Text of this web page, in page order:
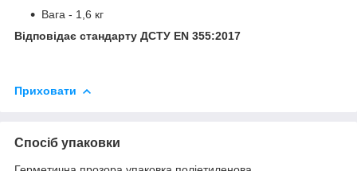
Вага - 1,6 кг
Відповідає стандарту ДСТУ EN 355:2017
Приховати
Спосіб упаковки